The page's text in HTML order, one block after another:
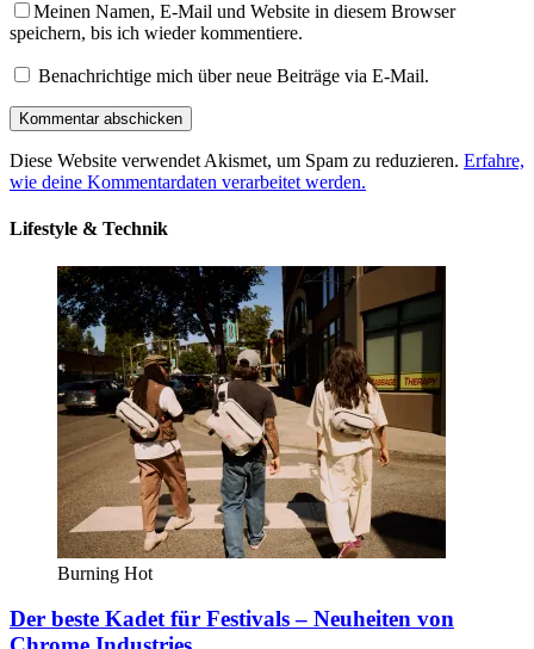
Meinen Namen, E-Mail und Website in diesem Browser
speichern, bis ich wieder kommentiere.
Benachrichtige mich über neue Beiträge via E-Mail.
Diese Website verwendet Akismet, um Spam zu reduzieren. Erfahre,
wie deine Kommentardaten verarbeitet werden.
Lifestyle & Technik
Burning Hot
Der beste Kadet für Festivals – Neuheiten von